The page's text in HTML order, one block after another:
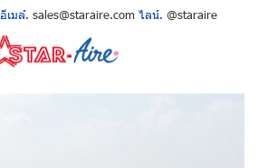
อีเมล์. sales@staraire.com ไลน์. @staraire